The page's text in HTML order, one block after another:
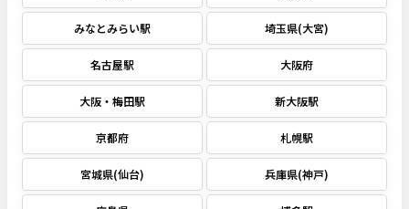
みなとみらい駅 埼玉県(大宮)
名古屋駅 大阪府
大阪・梅田駅 新大阪駅
京都府 札幌駅
宮城県(仙台) 兵庫県(神戸)